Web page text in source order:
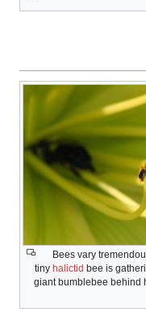
Bees vary
tiny halictid bee is
giant bumblebee behind